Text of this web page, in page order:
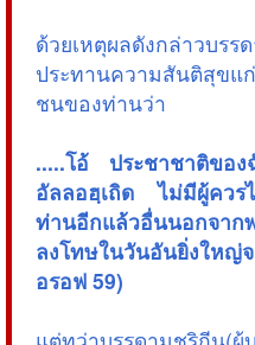
ด้วยเหตุผลดังกล่าวบ
ประทานความสันติสุขแ
ชนของท่านว่า
.....โอ้ ประชาชาติข
อัลลอฮฺเถิด ไม่มีผู้ควร
ท่านอีกแล้วอื่นนอกจา
ลงโทษในวันอันยิ่งใหญ่
อรอฟ 59)